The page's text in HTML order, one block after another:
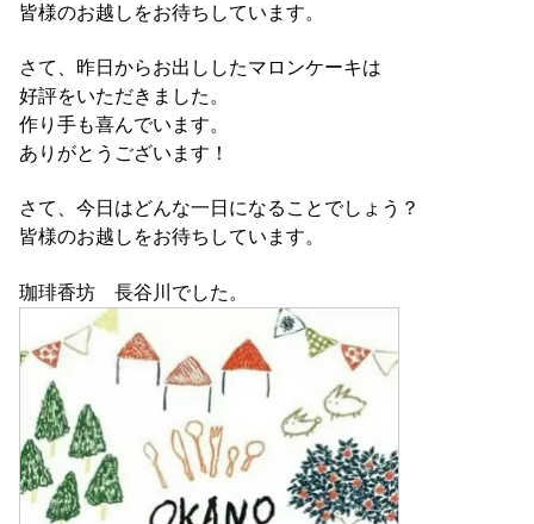
皆様のお越しをお待ちしています。
さて、昨日からお出ししたマロンケーキは
好評をいただきました。
作り手も喜んでいます。
ありがとうございます！
さて、今日はどんな一日になることでしょう？
皆様のお越しをお待ちしています。
珈琲香坊 長谷川でした。